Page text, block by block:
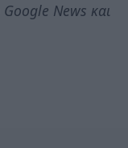
News και